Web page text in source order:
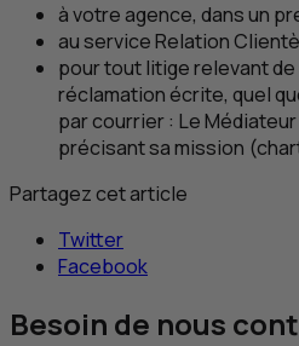
à votre agence, dans un
au service Relation
pour tout litige relevant
réclamation écrite, quel
par courrier : Le Médiateur
précisant sa mission
Partagez cet article
Twitter
Facebook
Besoin de nous